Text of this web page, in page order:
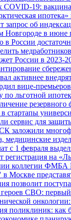
19:
запрос об
в июне
в России
России в 2023-
активнее
вице-премьеров
льготной
резервного
сервис для
заложили
медицинские
с 1 февраля
регистрация на
коллегии ФМБА
Москве
позволит
СВО:
поликлиник: как